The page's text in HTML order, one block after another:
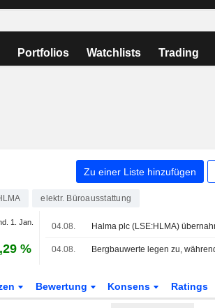
Portfolios Watchlists Trading
Zu einer Liste hinzufügen
elektr. Büroausstattung
1. Jan.
%
04.08.
04.08.
Bewertung Konsens Ratings